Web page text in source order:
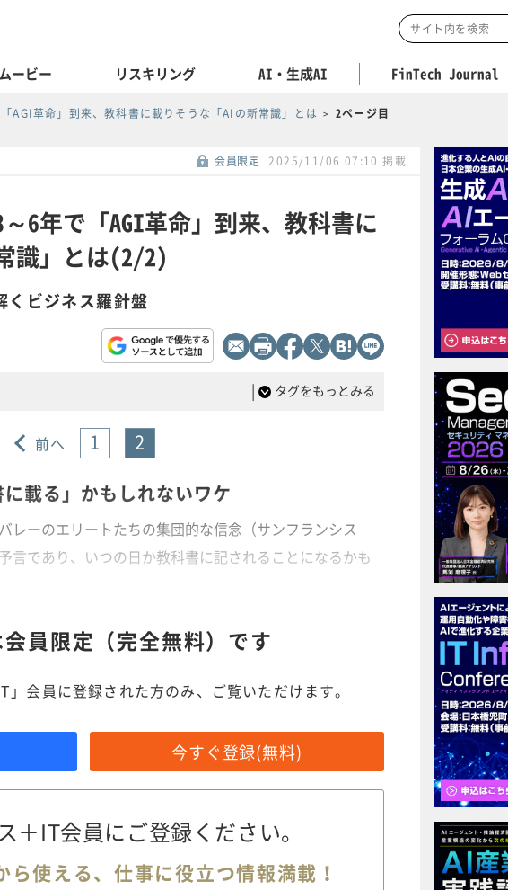
ムービー リスキリング AI・生成AI FinTech Journal
AGI革命」到来、教科書に載りそうな「AIの新常識」とは 2ページ目
会員限定 2025/11/06 07:10 掲載
6年で「AGI革命」到来、教科書に
識」とは(2/2)
くビジネス羅針盤
| タグをもっとみる
前へ 1
2
載る」かもしれないワケ
レーのエリートたちの集団的な信念（サンフランシス
言であり、いつの日か教科書に記されることになるかも
会員限定（完全無料）です
会員に登録された方のみ、ご覧いただけます。
今すぐ登録(無料)
＋IT会員にご登録ください。
ら使える、仕事に役立つ情報満載！